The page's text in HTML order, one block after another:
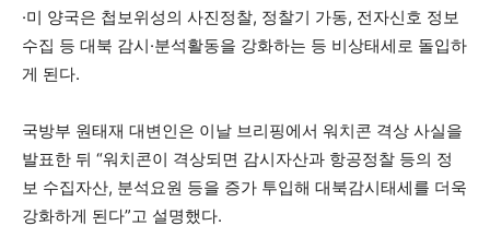
·미 양국은 첩보위성의 사진정찰, 정찰기 가동, 전자신호 정보
수집 등 대북 감시·분석활동을 강화하는 등 비상태세로 돌입하
게 된다.
국방부 원태재 대변인은 이날 브리핑에서 워치콘 격상 사실을
발표한 뒤 “워치콘이 격상되면 감시자산과 항공정찰 등의 정
보 수집자산, 분석요원 등을 증가 투입해 대북감시태세를 더욱
강화하게 된다”고 설명했다.